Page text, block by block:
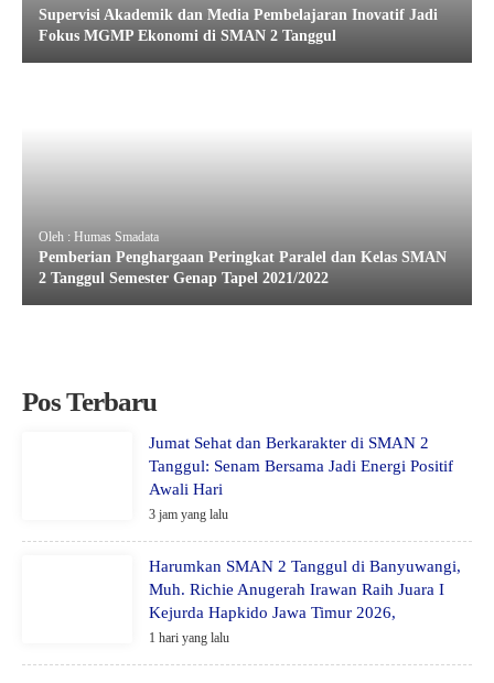
Supervisi Akademik dan Media Pembelajaran Inovatif Jadi
Fokus MGMP Ekonomi di SMAN 2 Tanggul
Oleh : Humas Smadata
Pemberian Penghargaan Peringkat Paralel dan Kelas SMAN
2 Tanggul Semester Genap Tapel 2021/2022
Pos Terbaru
Jumat Sehat dan Berkarakter di SMAN 2
Tanggul: Senam Bersama Jadi Energi Positif
Awali Hari
3 jam yang lalu
Harumkan SMAN 2 Tanggul di Banyuwangi,
Muh. Richie Anugerah Irawan Raih Juara I
Kejurda Hapkido Jawa Timur 2026,
1 hari yang lalu